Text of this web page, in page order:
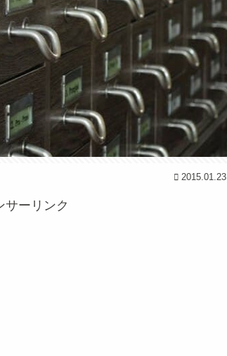
2015.01.23
サーリンク